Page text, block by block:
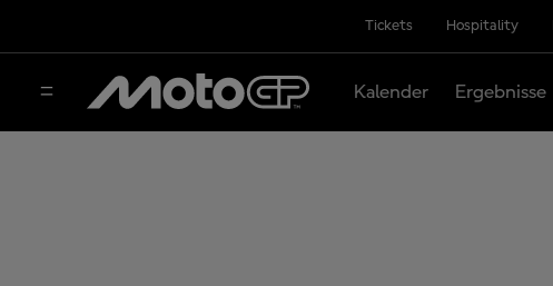
Tickets Hospitality
Kalender Ergebnisse